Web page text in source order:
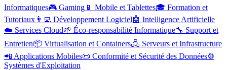
Informatiques🎮 Gaming 📱 Mobile et Tablettes🎓 Formation et
Tutoriaux 👨‍💻 Développement Logiciel🤖 Intelligence Artificielle
☁️ Services Cloud🌱 Éco-responsabilité Informatique🔧 Support et
Entretien📦 Virtualisation et Containers🖧 Serveurs et Infrastructure
📲 Applications Mobiles📜 Conformité et Sécurité des Données⚙️
Systèmes d'Exploitation